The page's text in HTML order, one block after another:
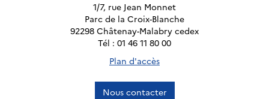
1/7, rue Jean Monnet
Parc de la Croix-Blanche
92298 Châtenay-Malabry cedex
Tél : 01 46 11 80 00
Plan d'accès
Nous contacter